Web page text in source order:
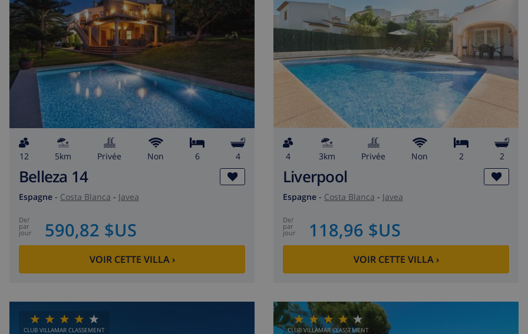
12 5km privée Non 6 4
Belleza 14
Espagne - Costa Blanca - Javea
de/
par
jour 590,82 $US
VOIR CETTE VILLA›
4 3km privée Non 2 2
Liverpool
Espagne - Costa Blanca - Javea
de/
par
jour 118,96 $US
VOIR CETTE VILLA›
CLUB VILLAMAR CLASSEMENT CLUB VILLAMAR CLASSEMENT